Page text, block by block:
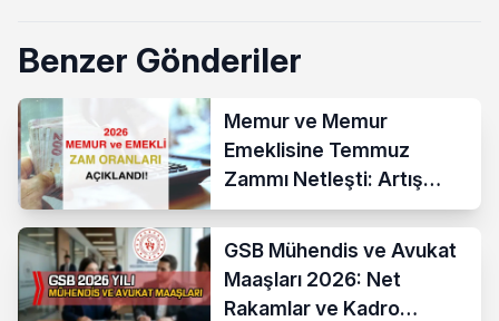
Benzer Gönderiler
Memur ve Memur
Emeklisine Temmuz
Zammı Netleşti: Artış
Yüzde 13,52 Oldu
GSB Mühendis ve Avukat
Maaşları 2026: Net
Rakamlar ve Kadro